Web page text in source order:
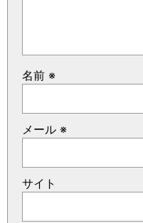
名前 ※
メール ※
サイト